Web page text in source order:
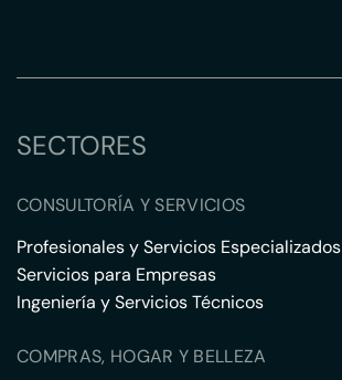
SECTORES
CONSULTORÍA Y SERVICIOS
Profesionales y Servicios Especializados
Servicios para Empresas
Ingeniería y Servicios Técnicos
COMPRAS, HOGAR Y BELLEZA